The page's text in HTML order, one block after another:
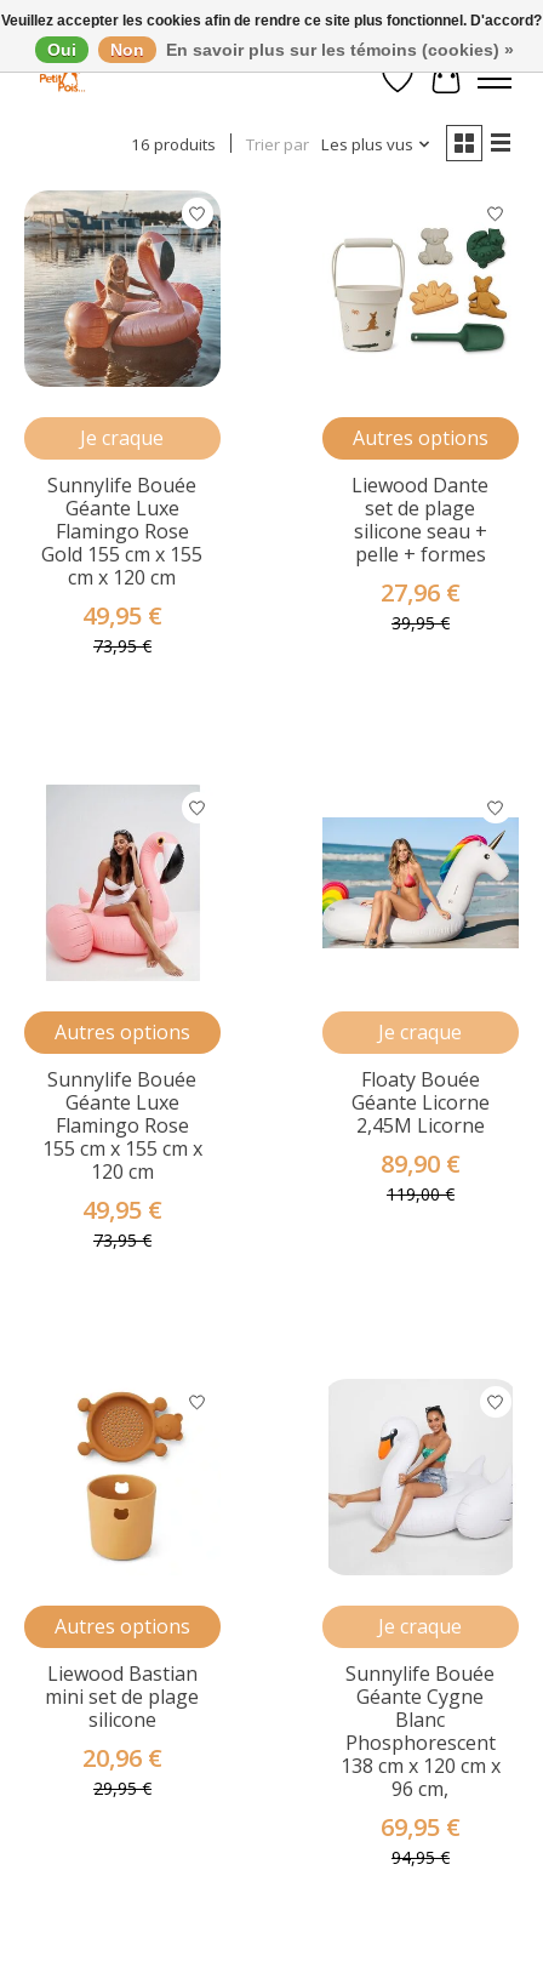
Liste de souhaits
Panier
Afficher les filtres
16 produits Trier par Les plus vus
Je craque
Sunnylife Bouée
Géante Luxe
Flamingo Rose
Gold 155 cm x 155
cm x 120 cm
49,95 €
73,95 €
Autres options
Liewood Dante
set de plage
silicone seau +
pelle + formes
27,96 €
39,95 €
Autres options
Sunnylife Bouée
Géante Luxe
Flamingo Rose
155 cm x 155 cm x
120 cm
49,95 €
73,95 €
Je craque
Floaty Bouée
Géante Licorne
2,45M Licorne
89,90 €
119,00 €
Autres options
Liewood Bastian
mini set de plage
silicone
20,96 €
29,95 €
Je craque
Sunnylife Bouée
Géante Cygne
Blanc
Phosphorescent
138 cm x 120 cm x
96 cm,
69,95 €
94,95 €
Veuillez accepter les cookies afin de rendre ce site plus fonctionnel. D'accord?
Oui Non En savoir plus sur les témoins (cookies) »